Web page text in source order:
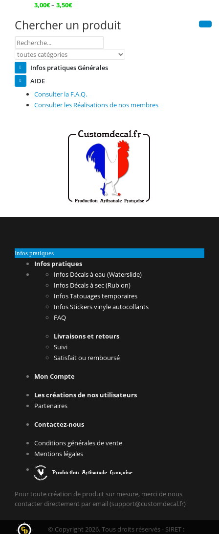
3,00€– 3,50€
Chercher un produit
Infos pratiques Générales
AIDE
Consulter la F.A.Q.
Consulter les Réalisations de nos membres
Infos pratiques
Infos pratiques
Infos Décals à eau (Waterslide)
Infos Décals à sec (Rub on)
Infos Tatouages temporaires
Infos Stickers vinyle autocollants
FAQ
Livraisons et retours
Suivi
Satisfait ou remboursé
Mon Compte
Les créations de nos utilisateurs
Partenaires
Contactez-nous
Conditions générales de vente
Mentions légales
Pour toute création de produit sur mesure, merci de nous
contacter directement par email (support@customdecal.fr)
© Copyright 2026. Tous droits réservés - SIRET :